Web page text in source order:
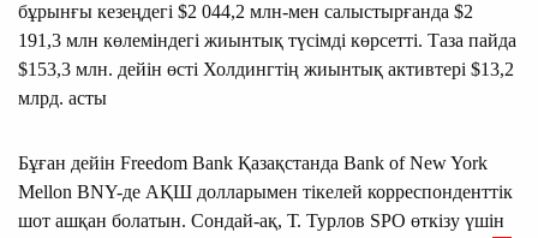
бұрынғы кезеңдегі $2 044,2 млн-мен салыстырғанда $2
191,3 млн көлеміндегі жиынтық түсімді көрсетті. Таза пайда
$153,3 млн. дейін өсті Холдингтің жиынтық активтері $13,2
млрд. асты
Бұған дейін Freedom Bank Қазақстанда Bank of New York
Mellon BNY-де АҚШ долларымен тікелей корреспонденттік
шот ашқан болатын. Сондай-ақ, Т. Турлов SPO өткізу үшін